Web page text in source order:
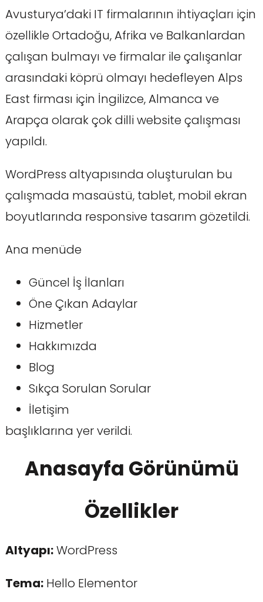
Avusturya’daki IT firmalarının ihtiyaçları için
özellikle Ortadoğu, Afrika ve Balkanlardan
çalışan bulmayı ve firmalar ile çalışanlar
arasındaki köprü olmayı hedefleyen Alps
East firması için İngilizce, Almanca ve
Arapça olarak çok dilli website çalışması
yapıldı.
WordPress altyapısında oluşturulan bu
çalışmada masaüstü, tablet, mobil ekran
boyutlarında responsive tasarım gözetildi.
Ana menüde
Güncel İş İlanları
Öne Çıkan Adaylar
Hizmetler
Hakkımızda
Blog
Sıkça Sorulan Sorular
İletişim
başlıklarına yer verildi.
Anasayfa Görünümü
Özellikler
Altyapı:WordPress
Tema:Hello Elementor